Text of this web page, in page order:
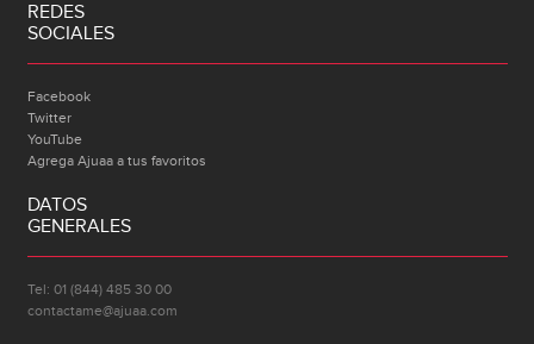
REDES
SOCIALES
Facebook
Twitter
YouTube
Agrega Ajuaa a tus favoritos
DATOS
GENERALES
Tel: 01 (844) 485 30 00
contactame@ajuaa.com